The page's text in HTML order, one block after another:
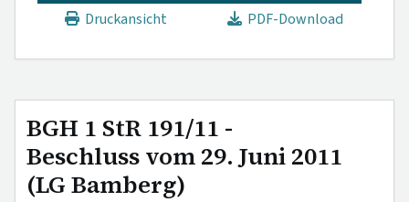
Druckansicht
PDF-Download
BGH 1 StR 191/11 -
Beschluss vom 29. Juni 2011
(LG Bamberg)